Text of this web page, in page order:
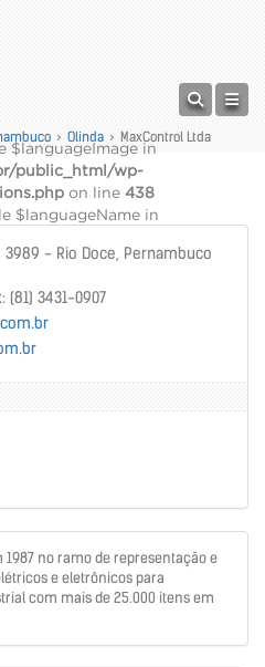
$languageImage in
public_html/wp-
on line 438
$languageName in
on line 439
$languageName in
public_html/wp-
> Olinda > MaxControl Ltda
3989 - Rio Doce, Pernambuco
(81) 3431-0907
1987 no ramo de representação e
e eletrônicos para
com mais de 25.000 itens em